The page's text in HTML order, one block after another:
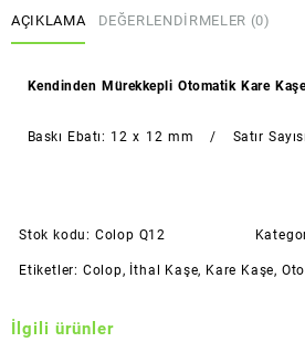
AÇIKLAMA DEĞERLENDIRMELER (0)
Kendinden Mürekkepli Otomatik Kare
Baskı Ebatı: 12 x 12 mm / Satır
Stok kodu: Colop Q12
Etiketler: Colop, İthal Kaşe, Kare Kaşe,
İlgili ürünler